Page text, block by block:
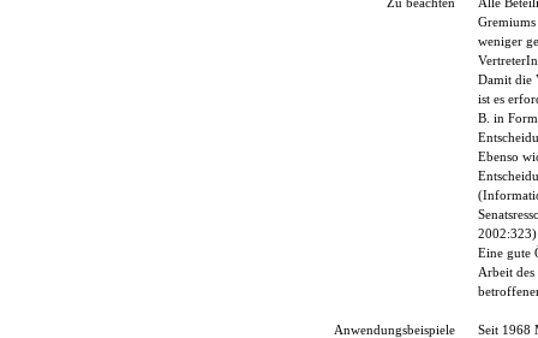
weniger
Damit die
ist es
B. in
Ebenso
2002:323)
Eine gute
Arbeit des
Anwendungsbeispiele
Seit 1968